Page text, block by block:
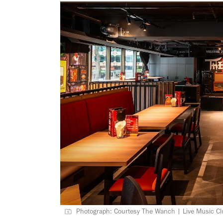
Photograph: Courtesy The Wanch | Live Music